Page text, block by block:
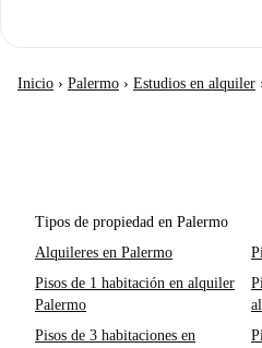
Inicio › Palermo › Estudios en alquiler
Tipos de propiedad en Palermo
Alquileres en Palermo
Pisos de 1 habitación en alquiler
Palermo
Pisos de 3 habitaciones en